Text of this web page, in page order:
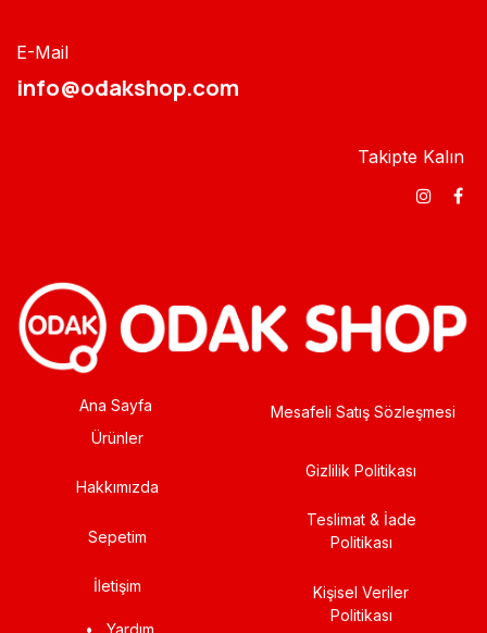
E-Mail
info@odakshop.com​
Takipte Kalın
Ana Sayfa
Ürünler
Hakkımızda
Sepetim
İletişim
• Yardım
Mesafeli Satış Sözleşmesi
Gizlilik Politikası
Teslimat & İade
Politikası
Kişisel Veriler
Politikası